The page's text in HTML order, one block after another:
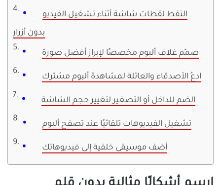
التقط لقطات شاشة أثناء تشغيل الفيديو
بدون أزرار
صمّم غلاف ألبوم مخصصًا لإبراز أفضل صورة
ادعُ الأصدقاء والعائلة لمشاهدة ألبوم مشترك
الضم للداخل أو التصغير لتغيير حجم الشاشة
تشغيل الفيديوهات تلقائيًا عند تصفح ألبوم
أضف موسيقى خلفية إلى فيديوهاتك